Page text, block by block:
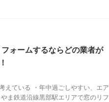
ォームするならどの業者が
えている ・年中過ごしやすい、エア
ま鉄道沿線黒部駅エリアで窓のリフ